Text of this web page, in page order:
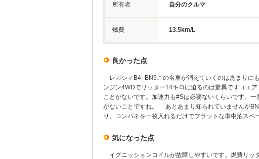
所有者 自分のクルマ
燃費 13.5km/L
良かった点
レガシィB4_BN9この名車が消えていくのはあまりに
ンジン4WDでリッター14キロに迫るのは驚異です（エ
ことがないです。加速力も#Sは必要ないくらいです。
がないことですね。 あとあまり知られていませんが
り、コンパネを一枚入れるだけでフラットな車中泊スペ
気になった点
イグニッションコイルが故障しやすいです。燃費リッ